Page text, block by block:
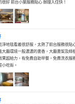
很好 前台小葉服務貼心 辦理入住快！
淨地毯看着很舒服，太熱了前台服務很
大廳環境一股濃濃的書香，大廳書架及綠
果超給力，有免費自助早餐，免費洗衣服
小吃街。